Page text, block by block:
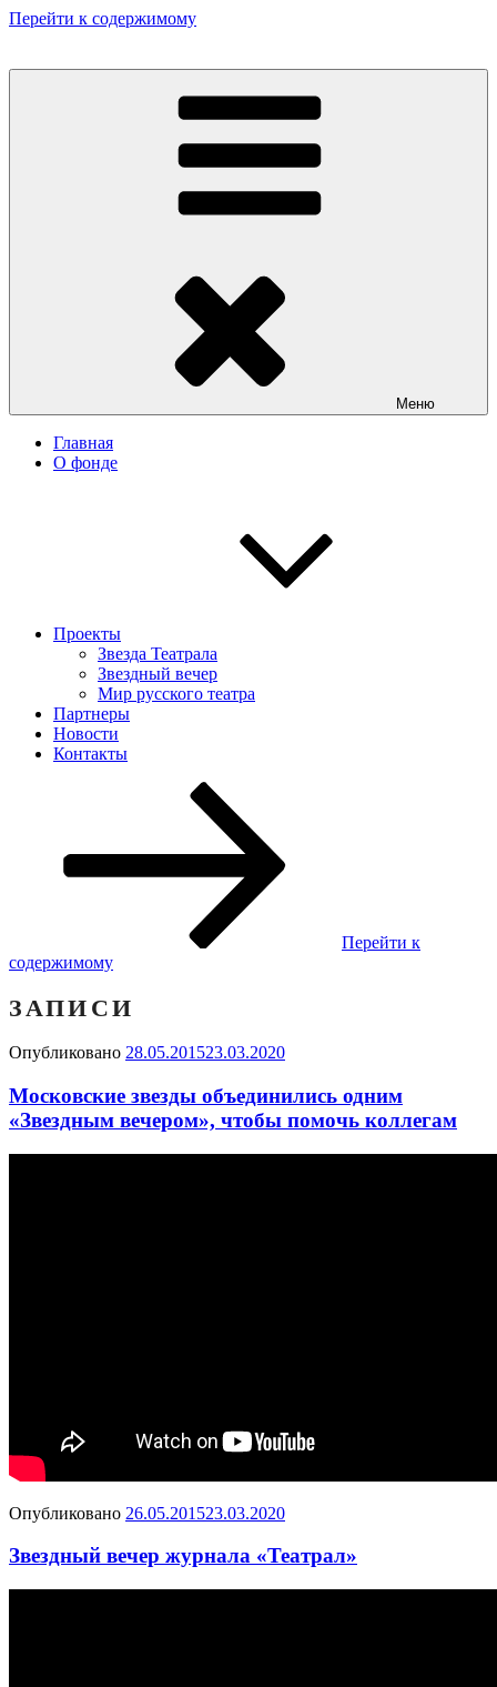
Перейти к содержимому
Некоммерческий фонд культурных и гуманитарных инициатив
Меню
Главная
О фонде
Проекты
Звезда Театрала
Звездный вечер
Мир русского театра
Партнеры
Новости
Контакты
Перейти к
содержимому
ЗАПИСИ
Опубликовано 28.05.201523.03.2020
Московские звезды объединились одним
«Звездным вечером», чтобы помочь коллегам
Опубликовано 26.05.201523.03.2020
Звездный вечер журнала «Театрал»